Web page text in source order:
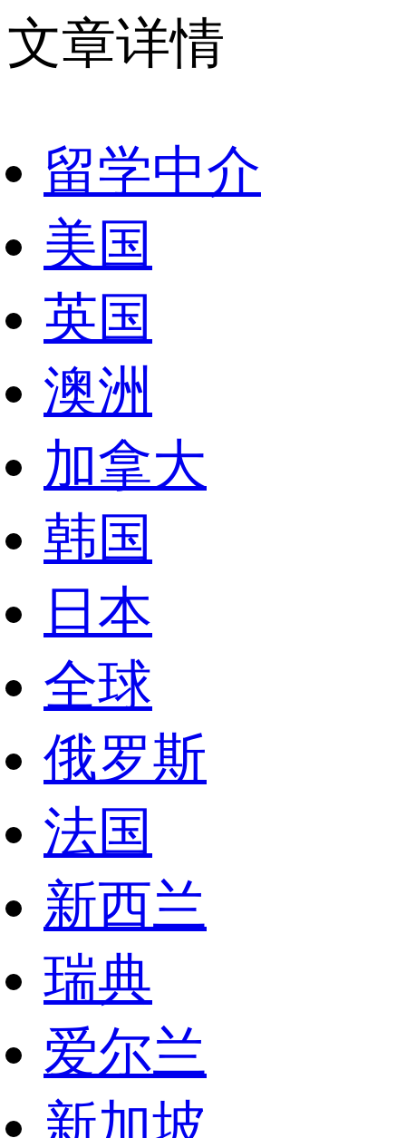
文章详情
留学中介
美国
英国
澳洲
加拿大
韩国
日本
全球
俄罗斯
法国
新西兰
瑞典
爱尔兰
新加坡